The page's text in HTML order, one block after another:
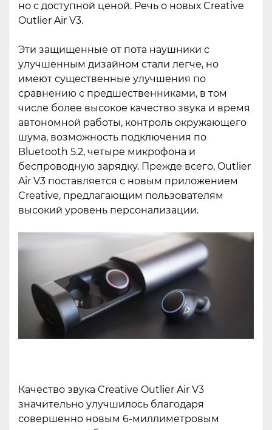
но с доступной ценой. Речь о новых Creative
Outlier Air V3.
Эти защищенные от пота наушники с
улучшенным дизайном стали легче, но
имеют существенные улучшения по
сравнению с предшественниками, в том
числе более высокое качество звука и время
автономной работы, контроль окружающего
шума, возможность подключения по
Bluetooth 5.2, четыре микрофона и
беспроводную зарядку. Прежде всего, Outlier
Air V3 поставляется с новым приложением
Creative, предлагающим пользователям
высокий уровень персонализации.
Качество звука Creative Outlier Air V3
значительно улучшилось благодаря
совершенно новым 6-миллиметровым